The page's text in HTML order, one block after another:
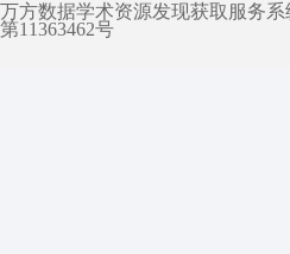
万方数据学术资源发现获取服务
第11363462号